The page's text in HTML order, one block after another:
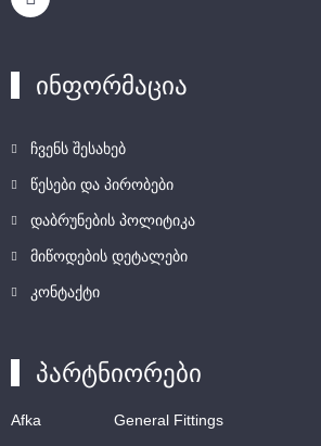
ინფორმაცია
ჩვენს შესახებ
წესები და პირობები
დაბრუნების პოლიტიკა
მიწოდების დეტალები
კონტაქტი
პარტნიორები
Afka General Fittings